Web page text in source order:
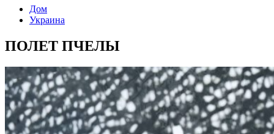
Дом
Украина
ПОЛЕТ ПЧЕЛЫ